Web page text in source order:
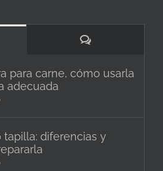
Comentarios
para carne, cómo usarla
adecuada
tapilla: diferencias y